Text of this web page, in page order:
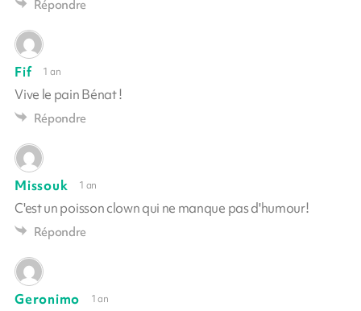
Répondre
Fif 1 an
Vive le pain Bénat !
Répondre
Missouk 1 an
C'est un poisson clown qui ne manque pas d'humour!
Répondre
Geronimo 1 an